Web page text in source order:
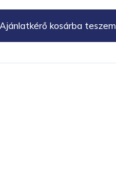
Ajánlatkérő kosárba teszem